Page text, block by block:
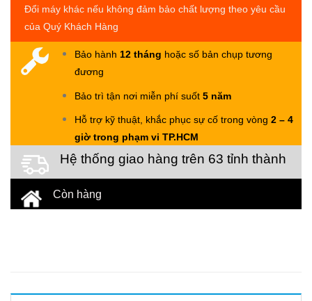
Đổi máy khác nếu không đảm bảo chất lượng theo yêu cầu
của Quý Khách Hàng
Bảo hành 12 tháng hoặc số bản chụp tương
đương
Bảo trì tận nơi miễn phí suốt 5 năm
Hỗ trợ kỹ thuật, khắc phục sự cố trong vòng 2 – 4
giờ trong phạm vi TP.HCM
Hệ thống giao hàng trên 63 tỉnh thành
Còn hàng